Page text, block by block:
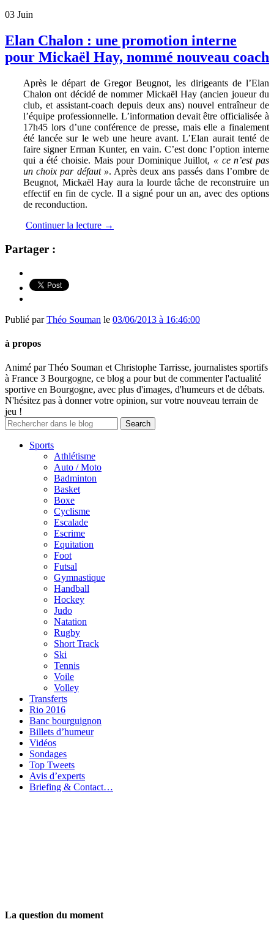
03 Juin
Elan Chalon : une promotion interne
pour Mickaël Hay, nommé nouveau coach
Après le départ de Gregor Beugnot, les dirigeants de l’Elan
Chalon ont décidé de nommer Mickaël Hay (ancien joueur du
club, et assistant-coach depuis deux ans) nouvel entraîneur de
l’équipe professionnelle. L’information devait être officialisée à
17h45 lors d’une conférence de presse, mais elle a finalement
été lancée sur le web une heure avant. L’Elan aurait tenté de
faire signer Erman Kunter, en vain. C’est donc l’option interne
qui a été choisie. Mais pour Dominique Juillot, « ce n’est pas
un choix par défaut ». Après deux ans passés dans l’ombre de
Beugnot, Mickaël Hay aura la lourde tâche de reconstruire un
effectif en fin de cycle. Il a signé pour un an, avec des options
de reconduction.
Continuer la lecture →
Partager :
Publié parThéo Souman le 03/06/2013 à 16:46:00
à propos
Animé par Théo Souman et Christophe Tarrisse, journalistes sportifs
à France 3 Bourgogne, ce blog a pour but de commenter l'actualité
sportive en Bourgogne, avec plus d'images, d'humeurs et de débats.
N'hésitez pas à donner votre opinion, sur votre nouveau terrain de
jeu !
Sports
Athlétisme
Auto / Moto
Badminton
Basket
Boxe
Cyclisme
Escalade
Escrime
Equitation
Foot
Futsal
Gymnastique
Handball
Hockey
Judo
Natation
Rugby
Short Track
Ski
Tennis
Voile
Volley
Transferts
Rio 2016
Banc bourguignon
Billets d’humeur
Vidéos
Sondages
Top Tweets
Avis d’experts
Briefing & Contact…
La question du moment